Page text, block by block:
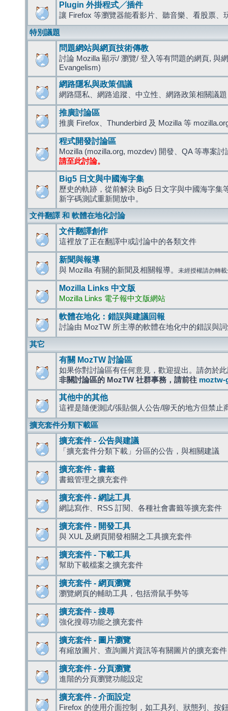
Plugin 外掛程式╱插件
讓 Firefox 等瀏覽器能看影片、聽音樂、看股票、
特別議題
問題網站與網頁技術傳教
討論 Mozilla 顯示/ 瀏覽/ 登入等有問題的網頁, 與
Evangelism)
網路隱私與政策倡議
網路隱私、網路追蹤、中立性、網路政策相關議題
推廣討論區
推廣 Firefox、Thunderbird 及 Mozilla 等
程式開發討論區
Mozilla (mozilla.org, mozdev) 開發、QA 等專案討
請至此討論。
Big5 日文與中國海字集
歷史的軌跡，從前解決 Big5 日文字與中國海字集
新字碼測試重新開放中。
文件翻譯 和 軟體在地化討論
文件翻譯創作
這裡放了正在翻譯中或討論中的各類文件
新聞與報導
與 Mozilla 有關的新聞及相關報導。 未經授權請勿轉
Mozilla Links 中文版
Mozilla Links 電子報中文版網站
軟體在地化：錯誤與建議回報
討論由 MozTW 所主導的軟體在地化中的錯誤與
其它
有關 MozTW 討論區
如果你對討論區有任何意見，歡迎提出。請勿於
非關討論區的 MozTW 社群事務，請前往 moztw-
其他中的其他
這裡是隨便測試/張貼個人公告/聊天的地方但禁止
擴充套件分類下載區
擴充套件 - 公告與建議
「擴充套件分類下載」分區的公告，與相關建議
擴充套件 - 書籤
書籤管理之擴充套件
擴充套件 - 網誌工具
網誌寫作、RSS 訂閱、各種社會書籤等擴充套件
擴充套件 - 開發工具
與 XUL 及網頁開發相關之工具擴充套件
擴充套件 - 下載工具
幫助下載檔案之擴充套件
擴充套件 - 網頁瀏覽
瀏覽網頁的輔助工具，包括滑鼠手勢等
擴充套件 - 搜尋
強化搜尋功能之擴充套件
擴充套件 - 圖片瀏覽
有縮放圖片、查詢圖片資訊等有關圖片的擴充套件
擴充套件 - 分頁瀏覽
進階的分頁瀏覽功能設定
擴充套件 - 介面設定
Firefox 的使用介面控制，如工具列、狀態列、按